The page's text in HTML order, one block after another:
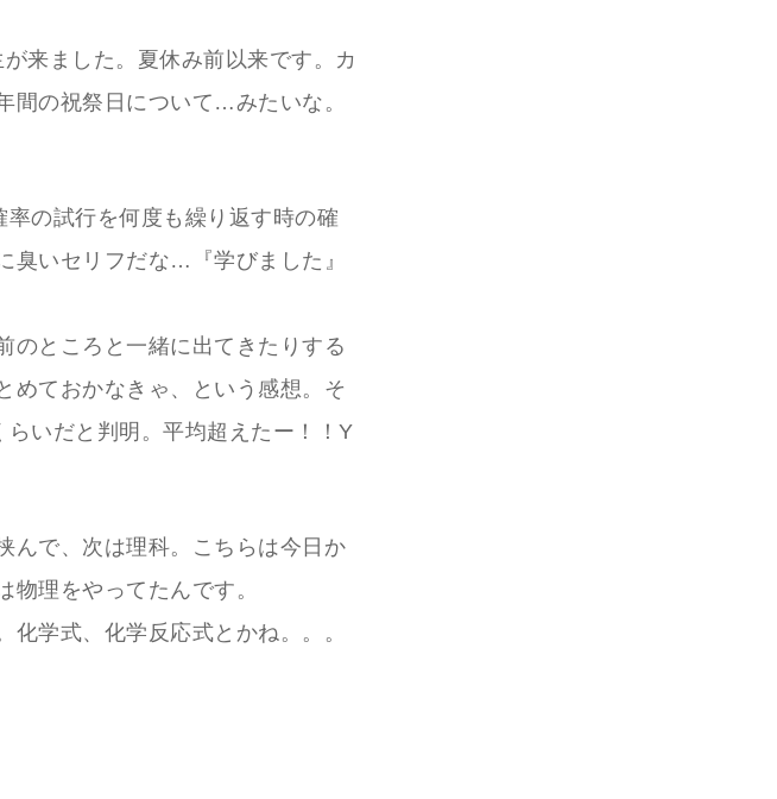
来ました。夏休み前以来です。カ
の祝祭日について…みたいな。
の試行を何度も繰り返す時の確
いセリフだな…『学びました』
のところと一緒に出てきたりする
めておかなきゃ、という感想。そ
いだと判明。平均超えたー！！Y
んで、次は理科。こちらは今日か
物理をやってたんです。
学式、化学反応式とかね。。。